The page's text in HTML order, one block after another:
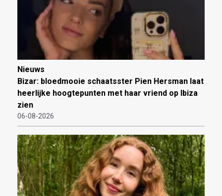
Nieuws
Bizar: bloedmooie schaatsster Pien Hersman laat
heerlijke hoogtepunten met haar vriend op Ibiza
zien
06-08-2026